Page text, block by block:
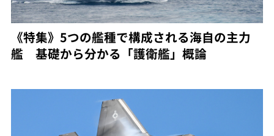
《特集》5つの艦種で構成される海自の主力
艦 基礎から分かる「護衛艦」概論